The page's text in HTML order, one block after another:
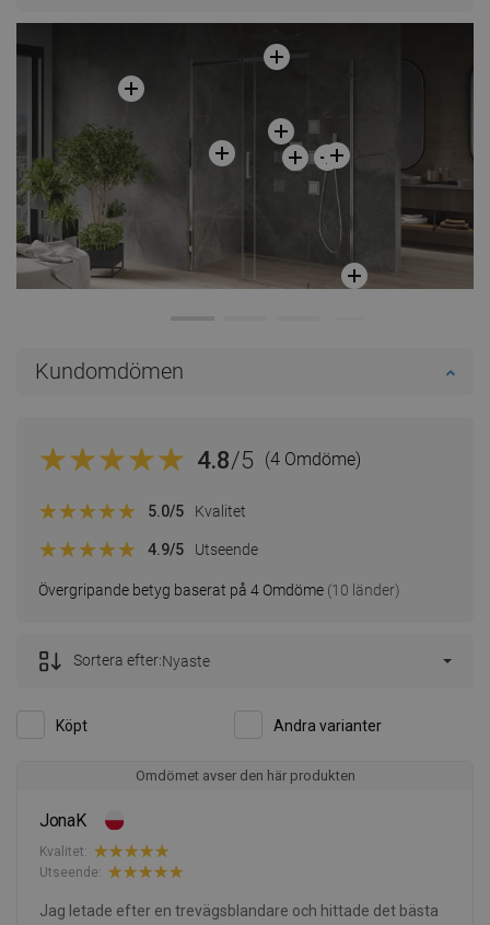
Kundomdömen
4.8/5 (4 Omdöme)
Övergripande betyg baserat på 4 Omdöme (10 länder)
5.0/5 Kvalitet
4.9/5 Utseende
Köpt Andra varianter
Sortera efter:Nyaste
Omdömet avser den här produkten
JonaK
Kvalitet:
Utseende:
Jag letade efter en trevägsblandare och hittade det bästa